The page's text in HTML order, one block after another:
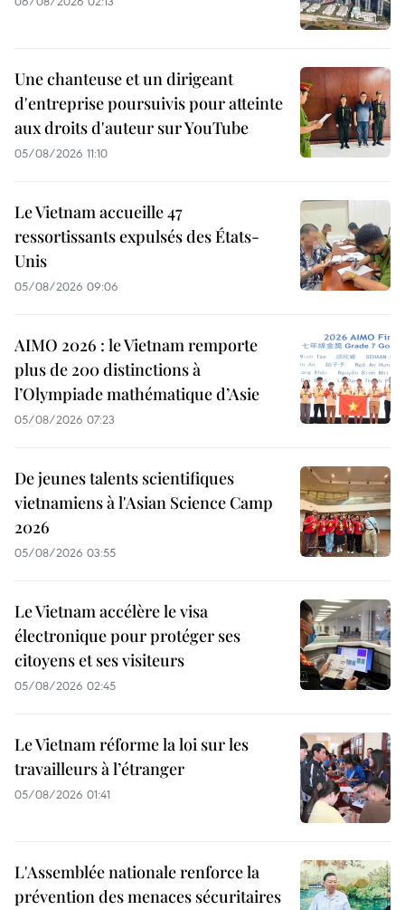
Une chanteuse et un dirigeant
d'entreprise poursuivis pour atteinte
aux droits d'auteur sur YouTube
05/08/2026 11:10
Le Vietnam accueille 47
ressortissants expulsés des États-
Unis
05/08/2026 09:06
AIMO 2026 : le Vietnam remporte
plus de 200 distinctions à
l’Olympiade mathématique d’Asie
05/08/2026 07:23
De jeunes talents scientifiques
vietnamiens à l'Asian Science Camp
2026
05/08/2026 03:55
Le Vietnam accélère le visa
électronique pour protéger ses
citoyens et ses visiteurs
05/08/2026 02:45
Le Vietnam réforme la loi sur les
travailleurs à l’étranger
05/08/2026 01:41
L'Assemblée nationale renforce la
prévention des menaces sécuritaires